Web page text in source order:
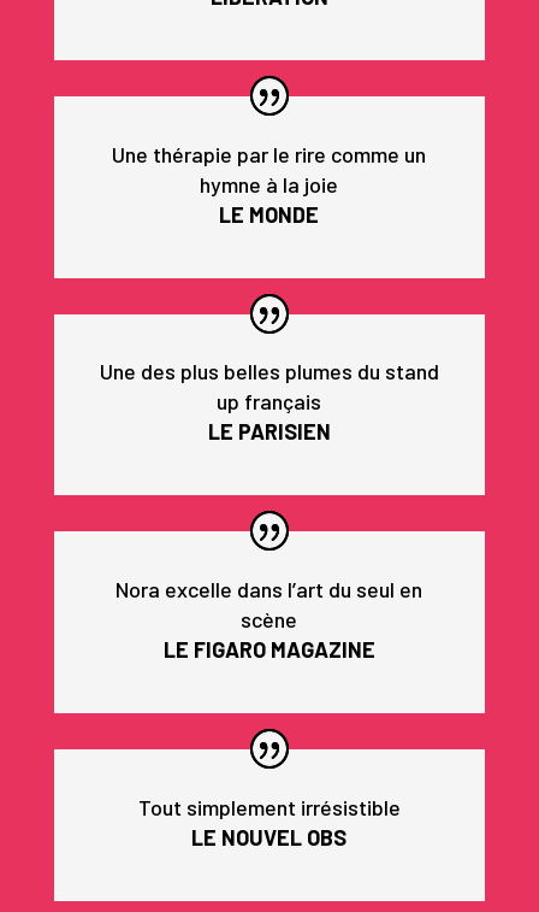
Une thérapie par le rire comme un
hymne à la joie
LE MONDE
Une des plus belles plumes du stand
up français
LE PARISIEN
Nora excelle dans l’art du seul en
scène
LE FIGARO MAGAZINE
Tout simplement irrésistible
LE NOUVEL OBS